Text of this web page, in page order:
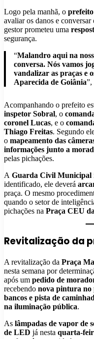
Logo pela manhã, o
avaliar os danos e
gestor prometeu uma
segurança.
“Malandro aqui na
conversa. Nós vamos
vandalizar as praças e
Aparecida de Goiânia”,
Acompanhando o prefeito
inspetor Sobral, o
coronel Lucas, e o
Thiago Freitas. Segundo
o mapeamento das
informações junto a
pelas pichações.
A Guarda Civil Municipal
identificado, ele deverá
praça. O mesmo
quando o setor de
pichações na Praça CEU
Revitalização da
A revitalização da Praça
nesta semana por
após um pedido de
recebendo nova pintura no
bancos e pista de
na iluminação pública.
As lâmpadas de vapor de
de LED já nesta quarta-